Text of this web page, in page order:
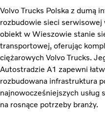
Volvo Trucks Polska z dumą
rozbudowie sieci serwisowej
obiekt w Wieszowie stanie
transportowej, oferując
ciężarowych Volvo Trucks.
Autostradzie A1 zapewni
rozbudowana infrastruktura
najnowocześniejszych usług
na rosnące potrzeby branży.